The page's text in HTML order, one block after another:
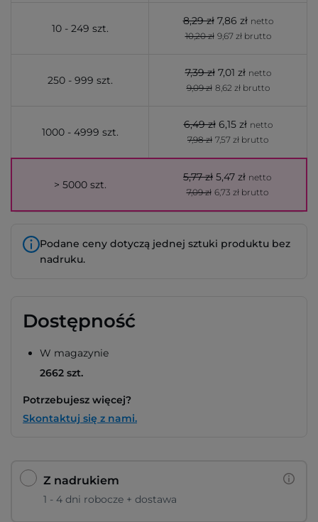
10 - 249 szt.
8,29 zł 7,86 zł netto
10,20 zł 9,67 zł brutto
250 - 999 szt.
7,39 zł 7,01 zł netto
9,09 zł 8,62 zł brutto
1000 - 4999 szt.
6,49 zł 6,15 zł netto
7,98 zł 7,57 zł brutto
> 5000 szt.
5,77 zł 5,47 zł netto
7,09 zł 6,73 zł brutto
Podane ceny dotyczą jednej sztuki produktu bez
nadruku.
Dostępność
W magazynie
2662 szt.
Potrzebujesz więcej?
Skontaktuj się z nami.
Z nadrukiem
1 - 4 dni robocze + dostawa